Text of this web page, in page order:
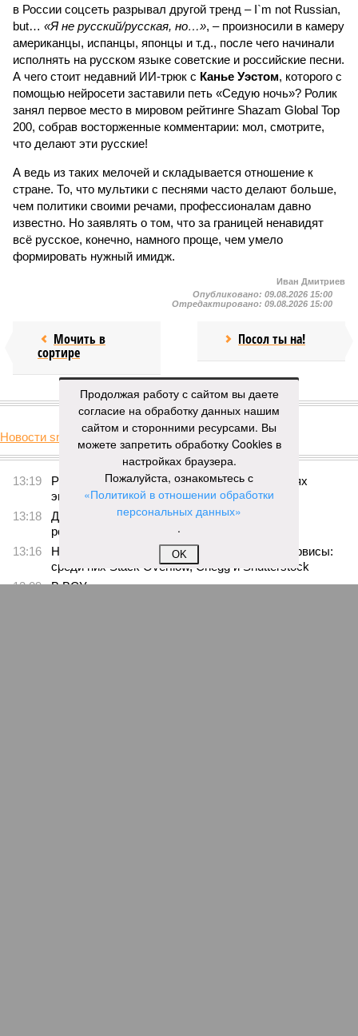
в России соцсеть разрывал другой тренд – I`m not Russian,
but… «Я не русский/русская, но…», – произносили в камеру
американцы, испанцы, японцы и т.д., после чего начинали
исполнять на русском языке советские и российские песни.
А чего стоит недавний ИИ-трюк с Канье Уэстом, которого с
помощью нейросети заставили петь «Седую ночь»? Ролик
занял первое место в мировом рейтинге Shazam Global Top
200, собрав восторженные комментарии: мол, смотрите,
что делают эти русские!
А ведь из таких мелочей и складывается отношение к
стране. То, что мультики с песнями часто делают больше,
чем политики своими речами, профессионалам давно
известно. Но заявлять о том, что за границей ненавидят
всё русское, конечно, намного проще, чем умело
формировать нужный имидж.
Иван Дмитриев
Опубликовано: 09.08.2026 15:00
Отредактировано: 09.08.2026 15:00
Мочить в
сортире
Посол ты на!
КОММЕНТАРИИ
Новости smi2.ru
ПОСЛЕДНИЕ НОВОСТИ
13:19
Раскрыт источник энергии на Кубе в условиях
энергокризиса
13:18
Дважды оправданного по делу об убийстве
россиянина будут судить в третий раз
13:16
Нейросети убивают привычные интернет-сервисы:
среди них Stack Overflow, Chegg и Shutterstock
13:09
В ВСУ перечислили причины самовольного
Продолжая работу с сайтом вы даете
согласие на обработку данных нашим
сайтом и сторонними ресурсами. Вы
можете запретить обработку Cookies в
настройках браузера.
Пожалуйста, ознакомьтесь с
«Политикой в отношении обработки
персональных данных»
.
OK